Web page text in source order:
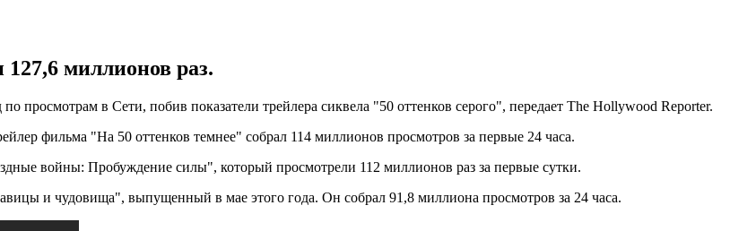
миллионов раз.
в Сети, побив показатели трейлера сиквела "50 оттенков серого", передает The Hollywood Reporter.
фильма "На 50 оттенков темнее" собрал 114 миллионов просмотров за первые 24 часа.
войны: Пробуждение силы", который просмотрели 112 миллионов раз за первые сутки.
и чудовища", выпущенный в мае этого года. Он собрал 91,8 миллиона просмотров за 24 часа.